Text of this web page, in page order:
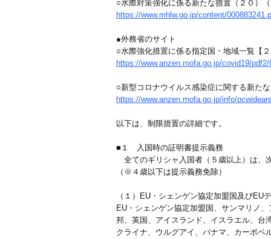
○水際対策強化に係る新たな措置（２０）
https://www.mhlw.go.jp/content/
●外務省のサイト
○水際強化措置に係る指定国・地域一覧【
https://www.anzen.mofa.go.jp/covid19/
○新型コロナウイルス感染症に関する新た
https://www.anzen.mofa.go.jp/info/
以下は、制限措置の詳細です。
■１ 入国時の証明書提示義務
全てのギリシャ入国者（５歳以上）は、
（※４歳以下は提示義務免除）
（１）EU・シェンゲン協定加盟国及び
EU・シェンゲン協定加盟国、サンマリノ
邦、英国、アイスランド、イスラエル、台
クライナ、ウルグアイ、パナマ、カーボベ